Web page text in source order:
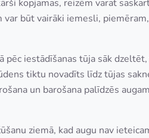
kopjamas, reizēm varat
var būt vairāki iemesli,
pēc iestādīšanas tūja sāk
tiktu novadīts līdz tūjas
un barošana palīdzēs
ziemā, kad augu nav